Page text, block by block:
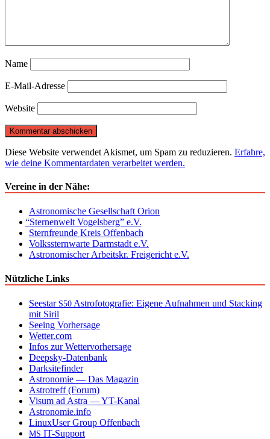
Name
E-Mail-Adresse
Website
Diese Website verwendet Akismet, um Spam zu reduzieren. Erfahre,
wie deine Kommentardaten verarbeitet werden.
Vereine in der Nähe:
Astronomische Gesellschaft Orion
“Sternenwelt Vogelsberg” e.V.
Sternfreunde Kreis Offenbach
Volkssternwarte Darmstadt e.V.
Astronomischer Arbeitskr. Freigericht e.V.
Nützliche Links
Seestar S50 Astrofotografie: Eigene Aufnahmen und Stacking
mit Siril
Seeing Vorhersage
Wetter.com
Infos zur Wettervorhersage
Deepsky-Datenbank
Darksitefinder
Astronomie — Das Magazin
Astrotreff (Forum)
Visum ad Astra — YT-Kanal
Astronomie.info
LinuxUser Group Offenbach
MS IT-Support